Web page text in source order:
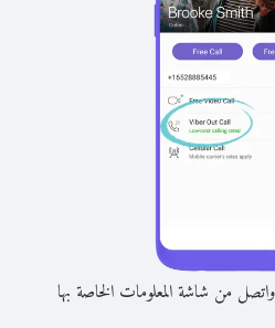
من شاشة المعلومات الخاصة بها